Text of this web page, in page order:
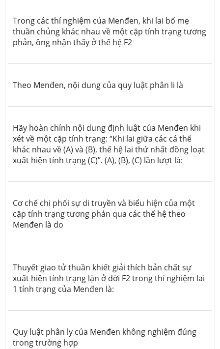
Trong các thí nghiệm của Menđen, khi lai bố mẹ
thuần chủng khác nhau về một cặp tính trạng tương
phản, ông nhận thấy ở thế hệ F2
Theo Menđen, nội dung của quy luật phân li là
Hãy hoàn chỉnh nội dung định luật của Menđen khi
xét về một cặp tính trạng: “Khi lai giữa các cá thể
khác nhau về (A) và (B), thế hệ lai thứ nhất đồng loạt
xuất hiện tính trạng (C)”. (A), (B), (C) lần lượt là:
Cơ chế chi phối sự di truyền và biểu hiện của một
cặp tính trạng tương phản qua các thế hệ theo
Menđen là do
Thuyết giao tử thuần khiết giải thích bản chất sự
xuất hiện tính trạng lặn ở đời F2 trong thí nghiệm lai
1 tính trạng của Menđen là:
Quy luật phân ly của Menđen không nghiệm đúng
trong trường hợp